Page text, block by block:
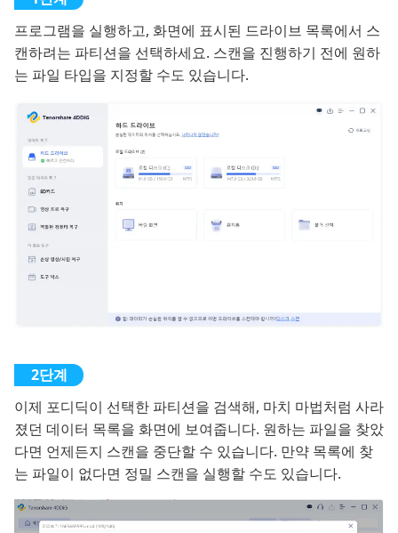
프로그램을 실행하고, 화면에 표시된 드라이브 목록에서 스
캔하려는 파티션을 선택하세요. 스캔을 진행하기 전에 원하
는 파일 타입을 지정할 수도 있습니다.
이제 포디딕이 선택한 파티션을 검색해, 마치 마법처럼 사라
졌던 데이터 목록을 화면에 보여줍니다. 원하는 파일을 찾았
다면 언제든지 스캔을 중단할 수 있습니다. 만약 목록에 찾
는 파일이 없다면 정밀 스캔을 실행할 수도 있습니다.